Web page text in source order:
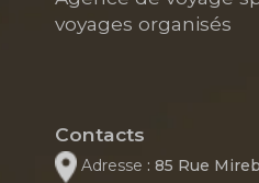
voyages organisés
Contacts
Adresse : 85 Rue